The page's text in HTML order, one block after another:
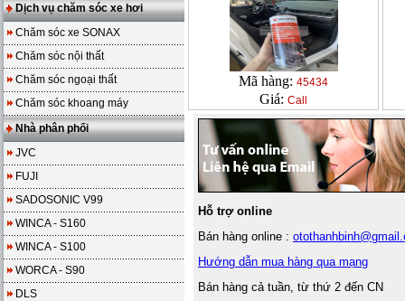
Dịch vụ chăm sóc xe hơi
Chăm sóc xe SONAX
Chăm sóc nội thất
Chăm sóc ngoại thất
Chăm sóc khoang máy
Nhà phân phối
JVC
FUJI
SADOSONIC V99
WINCA - S160
WINCA - S100
WORCA - S90
DLS
Mã hàng: 45434
Giá: Call
Hỗ trợ online
Bán hàng online :
Hướng dẫn mua hàng qua mạng
Bán hàng cả tuần, từ thứ 2 đến CN